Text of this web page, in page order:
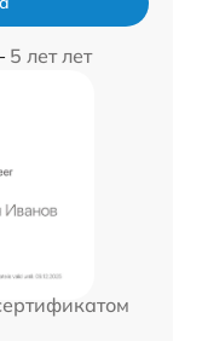
5 лет лет